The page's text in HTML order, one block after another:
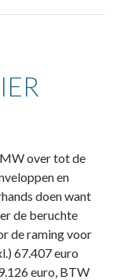
over tot de
en
doen want
de beruchte
de raming voor
67.407 euro
euro, BTW